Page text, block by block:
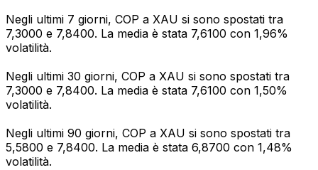
Negli ultimi 7 giorni, COP a XAU si sono spostati tra
7,3000 e 7,8400. La media è stata 7,6100 con 1,96%
volatilità.
Negli ultimi 30 giorni, COP a XAU si sono spostati tra
7,3000 e 7,8400. La media è stata 7,6100 con 1,50%
volatilità.
Negli ultimi 90 giorni, COP a XAU si sono spostati tra
5,5800 e 7,8400. La media è stata 6,8700 con 1,48%
volatilità.